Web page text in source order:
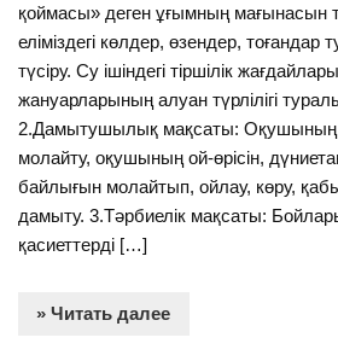
қоймасы» деген ұғымның мағынасын
еліміздегі көлдер, өзендер, тоғандар
түсіру. Су ішіндегі тіршілік
жануарларының алуан түрлілігі
2.Дамытушылық мақсаты: Оқушының
молайту, оқушының ой-өрісін,
байлығын молайтып, ойлау, көру,
дамыту. 3.Тәрбиелік мақсаты:
қасиеттерді […]
» Читать далее